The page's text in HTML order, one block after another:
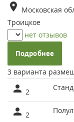
Московская
Троицкое
нет отзывов
Подробнее
3 варианта
2
2